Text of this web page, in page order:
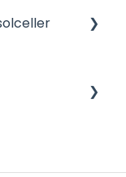
installation